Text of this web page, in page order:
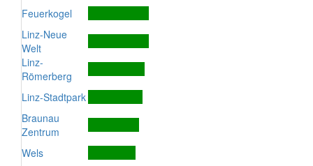
Feuerkogel
Linz-Neue
Welt
Linz-
Römerberg
Linz-Stadtpark
Braunau
Zentrum
Wels